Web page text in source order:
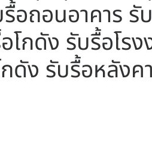
ถอนอาคาร รั
โกดัง รับรื้อโร
ดัง รับรื้อหลัง